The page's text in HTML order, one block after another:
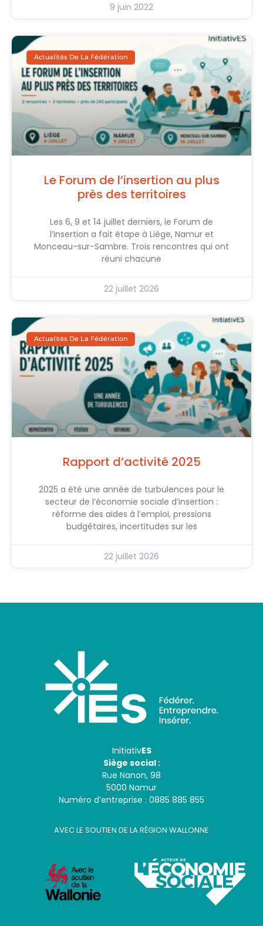
9 juin 2022
Actualités De La Fédération
Le Forum de l’insertion au plus
près des territoires
Les 6, 9 et 14 juillet derniers, le Forum de
l’insertion a fait étape à Liège, Namur et
Monceau-sur-Sambre. Trois rencontres qui ont
réuni chacune
22 juillet 2026
Actualités De La Fédération
Rapport d’activité 2025
2025 a été une année de turbulences pour le
secteur de l’économie sociale d’insertion :
réforme des aides à l’emploi, pressions
budgétaires, incertitudes sur les
22 juillet 2026
InitiativES
Siège social :
Rue Nanon, 98
5000 Namur
Numéro d’entreprise : 0885 885 855
AVEC LE SOUTIEN DE LA RÉGION WALLONNE